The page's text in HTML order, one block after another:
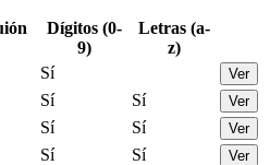
Dígitos (0-
9)
Letras (a-
z)
Sí Ver
Sí Sí Ver
Sí Sí Ver
Sí Sí Ver